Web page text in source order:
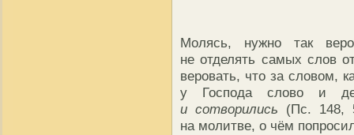
Молясь, нужно так
не отделять самых слов
веровать, что за словом,
у Господа слово и
и сотворились (Пс. 148,
на молитве, о чём